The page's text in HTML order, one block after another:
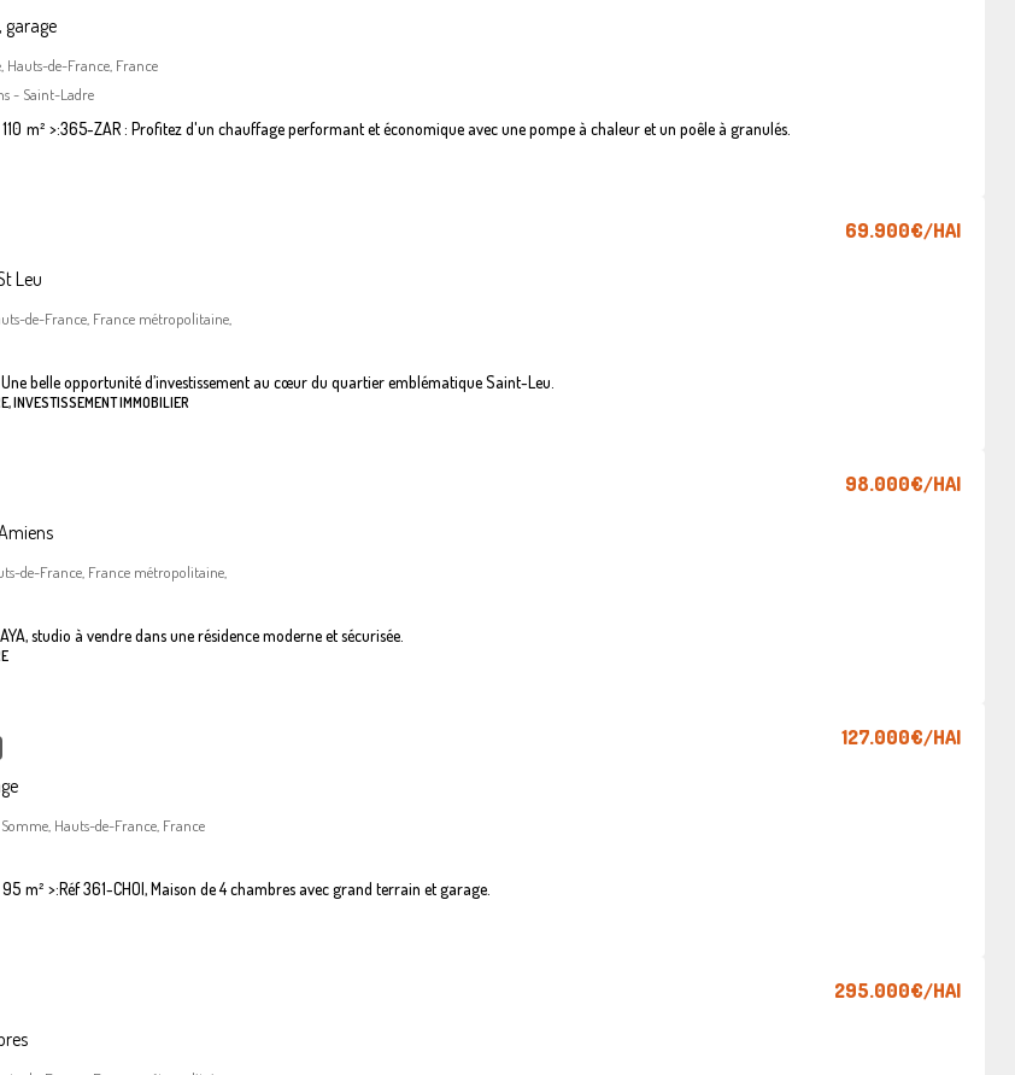
garage
Hauts-de-France, France
- Saint-Ladre
110 m² >:365-ZAR : Profitez d'un chauffage performant et économique avec une pompe à chaleur et un poêle à granulés.
Leu
69.900€/HAI
de-France, France métropolitaine,
belle opportunité d’investissement au cœur du quartier emblématique Saint-Leu.
INVESTISSEMENT IMMOBILIER
98.000€/HAI
de-France, France métropolitaine,
studio à vendre dans une résidence moderne et sécurisée.
127.000€/HAI
Hauts-de-France, France
95 m² >:Réf 361-CHOI, Maison de 4 chambres avec grand terrain et garage.
295.000€/HAI